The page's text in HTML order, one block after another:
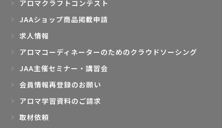
アロマクラフトコンテスト
JAAショップ商品掲載申請
求人情報
アロマコーディネーターのためのクラウドソーシング
JAA主催セミナー・講習会
会員情報再登録のお願い
アロマ学習資料のご請求
取材依頼